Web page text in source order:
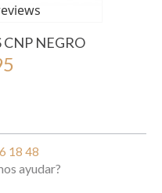
NEGRO
18 48
ayudar?